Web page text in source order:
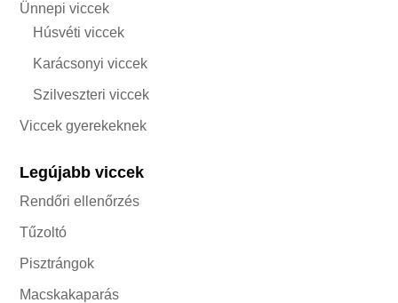
Ünnepi viccek
Húsvéti viccek
Karácsonyi viccek
Szilveszteri viccek
Viccek gyerekeknek
Legújabb viccek
Rendőri ellenőrzés
Tűzoltó
Pisztrángok
Macskakaparás